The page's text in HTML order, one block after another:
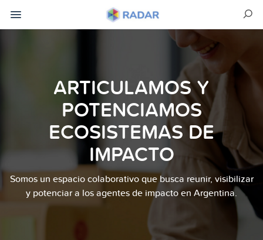
ARTICULAMOS Y
POTENCIAMOS
ECOSISTEMAS DE
IMPACTO
Somos un espacio colaborativo que busca reunir, visibilizar
y potenciar a los agentes de impacto en Argentina.